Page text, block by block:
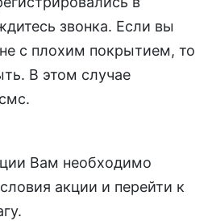
звонка. Если вы
с плохим покрытием, то
В этом случае
Вам необходимо
акции и перейти к